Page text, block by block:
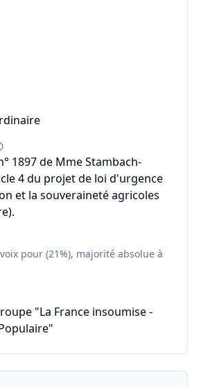
1897 de Mme Stambach-
4 du projet de loi d'urgence
et la souveraineté agricoles
pour (21%), majorité absolue à
"La France insoumise -